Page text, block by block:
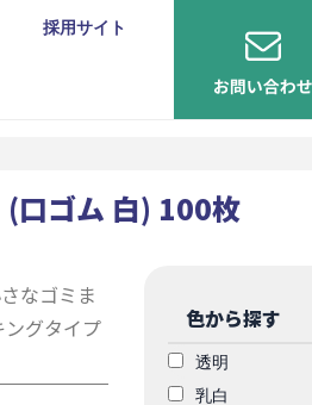
採用サイト
口ゴム 白) 100枚
なゴミま
グタイプ
色から探す
透明
乳白